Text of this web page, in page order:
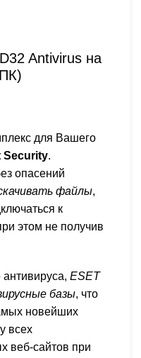
Antivirus на
для Вашего
Security.
опасений
файлы,
к
этом не получив
антивируса, ESET
базы, что
новейших
всех
веб-сайтов при